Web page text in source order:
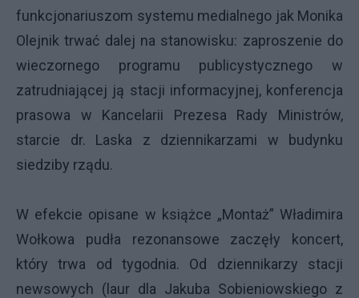
funkcjonariuszom systemu medialnego jak Monika
Olejnik trwać dalej na stanowisku: zaproszenie do
wieczornego programu publicystycznego w
zatrudniającej ją stacji informacyjnej, konferencja
prasowa w Kancelarii Prezesa Rady Ministrów,
starcie dr. Laska z dziennikarzami w budynku
siedziby rządu.
W efekcie opisane w książce „Montaż” Władimira
Wołkowa pudła rezonansowe zaczęły koncert,
który trwa od tygodnia. Od dziennikarzy stacji
newsowych (laur dla Jakuba Sobieniowskiego z